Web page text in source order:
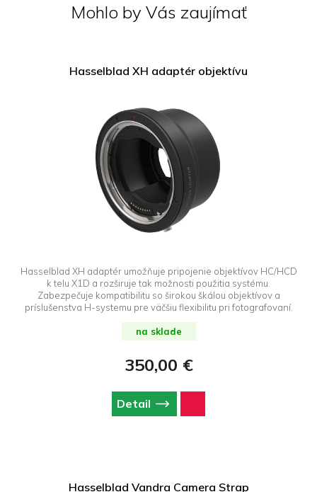
Mohlo by Vás zaujímať
Hasselblad XH adaptér objektívu
Hasselblad XH adaptér umožňuje pripojenie objektívov HC/HCD
k telu X1D a rozširuje tak možnosti použitia systému.
Zabezpečuje kompatibilitu so širokou škálou objektívov a
príslušenstva H-systemu pre väčšiu flexibilitu pri fotografovaní.
na sklade
350,00 €
Detail
Hasselblad Vandra Camera Strap